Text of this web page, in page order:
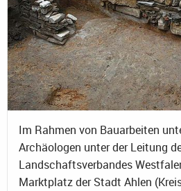
Im Rahmen von Bauarbeiten
Archäologen unter der Leitung
Landschaftsverbandes
Marktplatz der Stadt Ahlen